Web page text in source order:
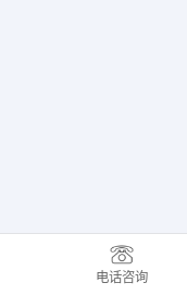
电话咨询